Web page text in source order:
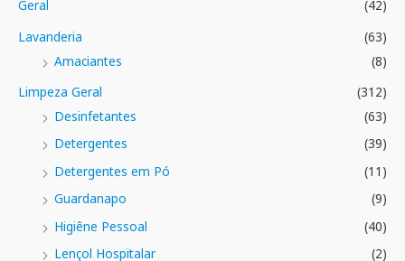
Geral
(42)
Lavanderia
(63)
Amaciantes
(8)
Limpeza Geral
(312)
Desinfetantes
(63)
Detergentes
(39)
Detergentes em Pó
(11)
Guardanapo
(9)
Higiêne Pessoal
(40)
Lençol Hospitalar
(2)